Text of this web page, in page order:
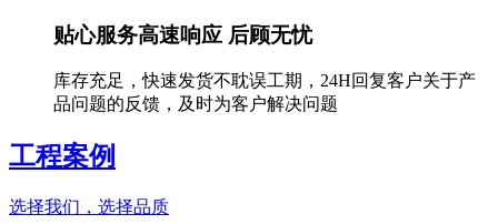
贴心服务高速响应 后顾无忧
库存充足，快速发货不耽误工期，24H回复客户关于产
品问题的反馈，及时为客户解决问题
工程案例
选择我们，选择品质